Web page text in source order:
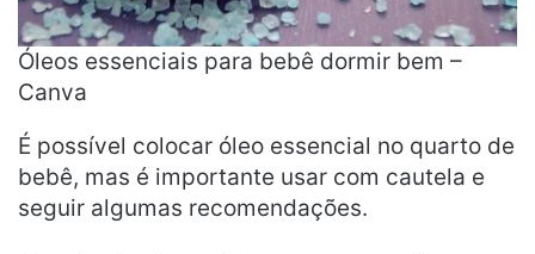
Óleos essenciais para bebê dormir bem –
Canva
É possível colocar óleo essencial no quarto de
bebê, mas é importante usar com cautela e
seguir algumas recomendações.